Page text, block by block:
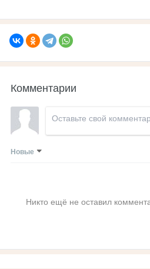
Комментарии
Новые
Никто ещё не оставил